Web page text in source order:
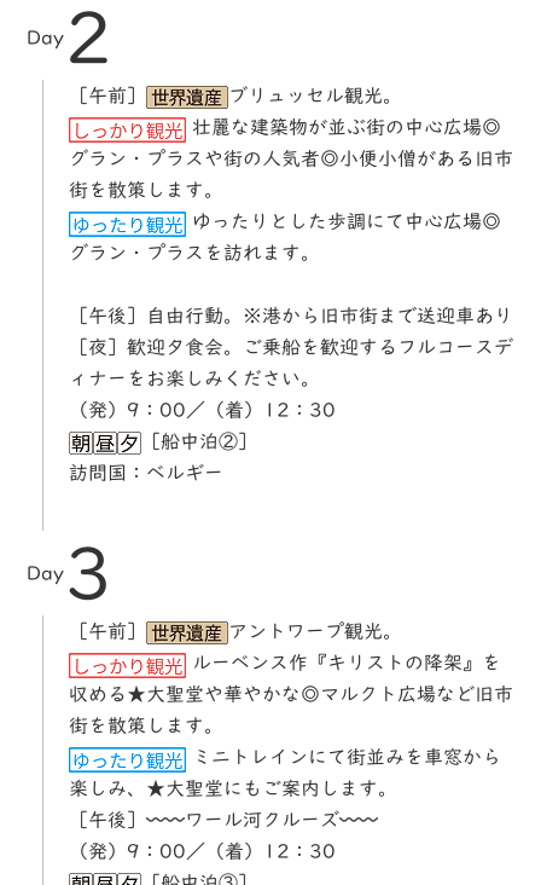
Day 2
［午前］
ブリュッセル観光。
壮麗な建築物が並ぶ街の中心広場◎
グラン・プラスや街の人気者◎小便小僧がある旧市
街を散策します。
ゆったりとした歩調にて中心広場◎
グラン・プラスを訪れます。
［午後］自由行動。※港から旧市街まで送迎車あり
［夜］歓迎夕食会。ご乗船を歓迎するフルコースデ
ィナーをお楽しみください。
（発）9：00／（着）12：30
［船中泊②］
訪問国：ベルギー
Day 3
［午前］
アントワープ観光。
ルーベンス作『キリストの降架』を
収める★大聖堂や華やかな◎マルクト広場など旧市
街を散策します。
ミニトレインにて街並みを車窓から
楽しみ、★大聖堂にもご案内します。
［午後］〰〰ワール河クルーズ〰〰
（発）9：00／（着）12：30